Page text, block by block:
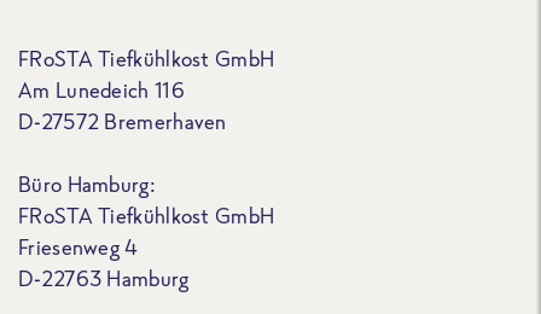
FRoSTA Tiefkühlkost GmbH
Am Lunedeich 116
D-27572 Bremerhaven
Büro Hamburg:
FRoSTA Tiefkühlkost GmbH
Friesenweg 4
D-22763 Hamburg